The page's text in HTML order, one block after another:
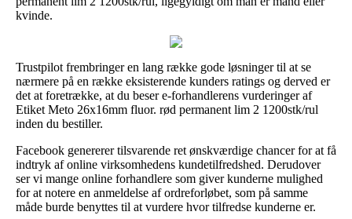
kvinde.
Trustpilot frembringer en lang række gode løsninger til at se
nærmere på en række eksisterende kunders ratings og derved er
det at foretrække, at du beser e-forhandlerens vurderinger af
Etiket Meto 26x16mm fluor. rød permanent lim 2 1200stk/rul
inden du bestiller.
Facebook genererer tilsvarende ret ønskværdige chancer for at få
indtryk af online virksomhedens kundetilfredshed. Derudover
ser vi mange online forhandlere som giver kunderne mulighed
for at notere en anmeldelse af ordreforløbet, som på samme
måde burde benyttes til at vurdere hvor tilfredse kunderne er.